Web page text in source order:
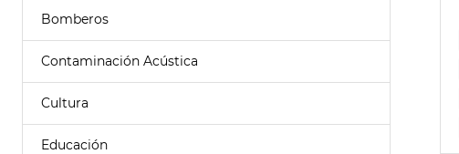
Bomberos
Contaminación Acústica
Cultura
Educación